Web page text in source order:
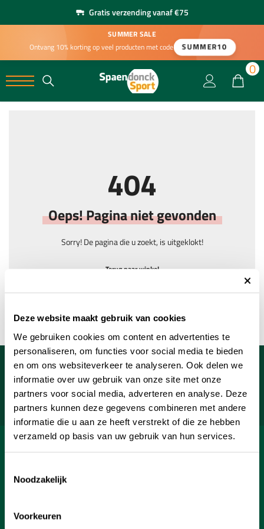
Deze website maakt gebruik van cookies
We gebruiken cookies om content en advertenties te
personaliseren, om functies voor social media te bieden
en om ons websiteverkeer te analyseren. Ook delen we
informatie over uw gebruik van onze site met onze
partners voor social media, adverteren en analyse. Deze
partners kunnen deze gegevens combineren met andere
informatie die u aan ze heeft verstrekt of die ze hebben
verzameld op basis van uw gebruik van hun services.
Noodzakelijk
Voorkeuren
Gratis verzending vanaf €75
SUMMER SALE
Ontvang 10% korting op veel producten met code
SUMMER10
00
404
Oeps! Pagina niet gevonden
Sorry! De pagina die u zoekt, is uitgeklokt!
Terug naar winkel
Meld je aan voor onze nieuwsbrief
Uw e-mailadres
Aanmelden
INFORMATIE
KLANTENSERVICE